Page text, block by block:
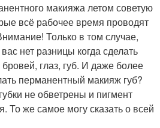
макияжа летом советую
всё рабочее время проводят
Только в том случае,
нет разницы когда сделать
глаз, губ. И даже более
перманентный макияж губ?
не обветрены и пигмент
То же самое могу сказать о всей